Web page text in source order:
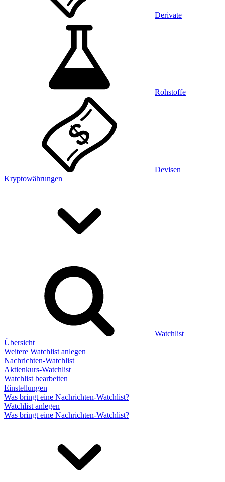
Derivate
Rohstoffe
Devisen
Kryptowährungen
Watchlist
Übersicht
Weitere Watchlist anlegen
Nachrichten-Watchlist
Aktienkurs-Watchlist
Watchlist bearbeiten
Einstellungen
Was bringt eine Nachrichten-Watchlist?
Watchlist anlegen
Was bringt eine Nachrichten-Watchlist?